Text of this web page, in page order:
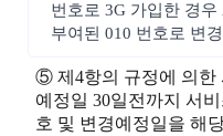
번호로 3G 가입한 경우
부여된 010 번호로 변경
⑤ 제4항의 규정에 의한
예정일 30일전까지 서
호 및 변경예정일을 해